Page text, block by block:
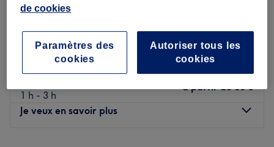
d'ongles
Gainage BIAB
1 h - 3 h
à partir de 60 €
1 h - 3 h
à partir de 60 €
Je veux en savoir plus
de cookies
Autoriser tous les
cookies
Paramètres des
cookies